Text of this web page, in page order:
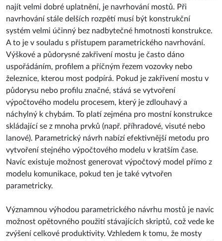
najít velmi dobré uplatnění, je navrhování mostů. Při
navrhování stále delších rozpětí musí být konstrukční
systém velmi účinný bez nadbytečné hmotnosti konstrukce.
A to je v souladu s přístupem parametrického navrhování.
Výškové a půdorysné zakřivení mostu je často dáno
uspořádáním, profilem a příčným řezem vozovky nebo
železnice, kterou most podpírá. Pokud je zakřivení mostu v
půdorysu nebo profilu značné, stává se vytvoření
výpočtového modelu procesem, který je zdlouhavý a
náchylný k chybám. To platí zejména pro mostní konstrukce
skládající se z mnoha prvků (např. příhradové, visuté nebo
lanové). Parametrický návrh nabízí efektivnější metodu pro
vytvoření stejného výpočtového modelu v kratším čase.
Navíc existuje možnost generovat výpočtový model přímo z
modelu komunikace, pokud ten je také vytvořen
parametricky.
Významnou výhodou parametrického návrhu mostů je navíc
možnost opětovného použití stávajících skriptů, což vede ke
zvýšení celkové produktivity. Vzhledem k tomu, že mosty